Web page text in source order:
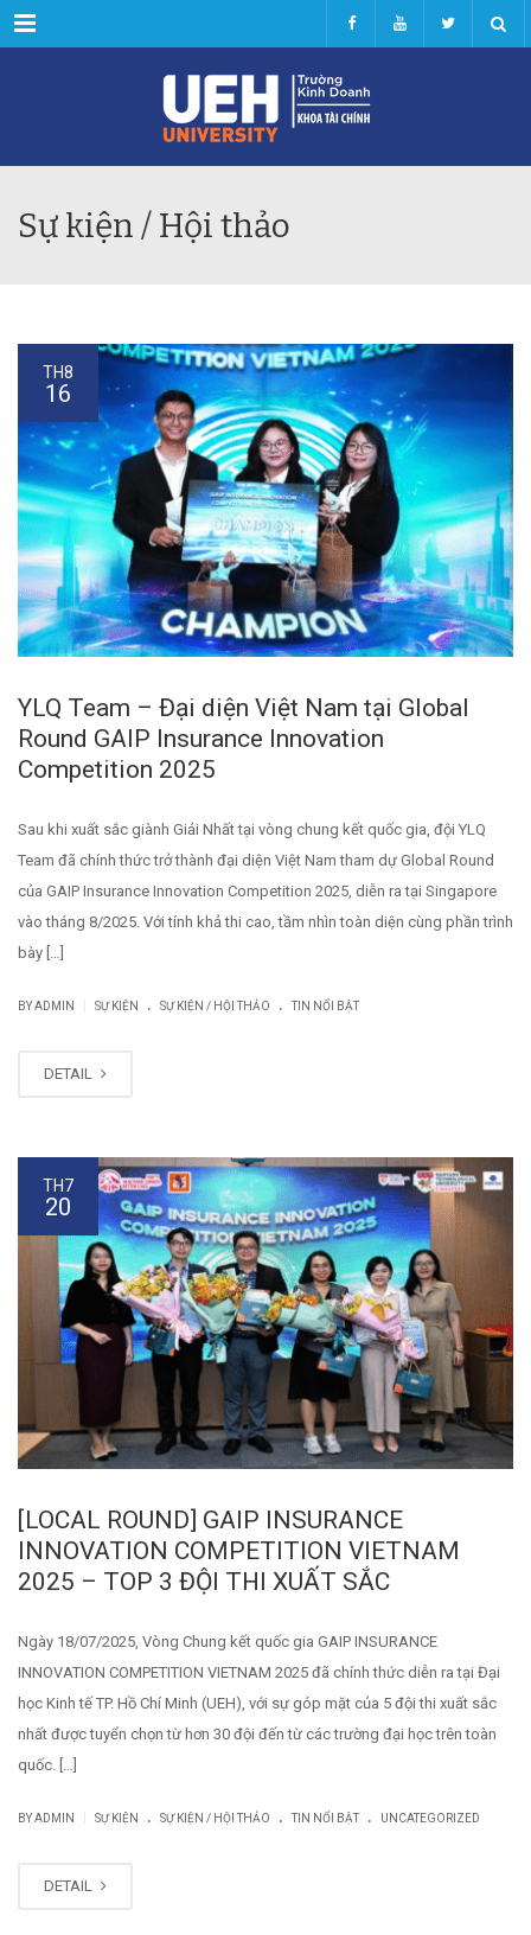
Menu
Sự kiện / Hội thảo
TH8
16
YLQ Team – Đại diện Việt Nam tại Global
Round GAIP Insurance Innovation
Competition 2025
Sau khi xuất sắc giành Giải Nhất tại vòng chung kết quốc gia, đội YLQ
Team đã chính thức trở thành đại diện Việt Nam tham dự Global Round
của GAIP Insurance Innovation Competition 2025, diễn ra tại Singapore
vào tháng 8/2025. Với tính khả thi cao, tầm nhìn toàn diện cùng phần trình
bày […]
BYADMIN SỰ KIỆN . SỰ KIỆN / HỘI THẢO . TIN NỔI BẬT
DETAIL
TH7
20
[LOCAL ROUND] GAIP INSURANCE
INNOVATION COMPETITION VIETNAM
2025 – TOP 3 ĐỘI THI XUẤT SẮC
Ngày 18/07/2025, Vòng Chung kết quốc gia GAIP INSURANCE
INNOVATION COMPETITION VIETNAM 2025 đã chính thức diễn ra tại Đại
học Kinh tế TP. Hồ Chí Minh (UEH), với sự góp mặt của 5 đội thi xuất sắc
nhất được tuyển chọn từ hơn 30 đội đến từ các trường đại học trên toàn
quốc. […]
BYADMIN SỰ KIỆN . SỰ KIỆN / HỘI THẢO . TIN NỔI BẬT . UNCATEGORIZED
DETAIL